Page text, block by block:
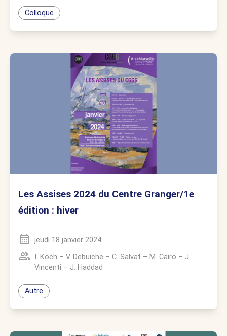
Colloque
Les Assises 2024 du Centre Granger/1e
édition : hiver
jeudi 18 janvier 2024
I. Koch – V. Debuiche – C. Salvat – M. Cairo – J.
Vincenti – J. Haddad
Autre